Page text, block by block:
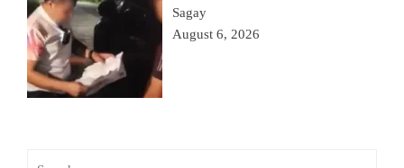
Sagay
August 6, 2026